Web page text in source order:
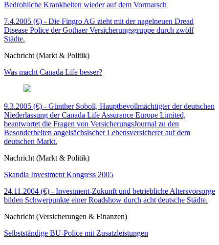
Bedrohliche Krankheiten wieder auf dem Vormarsch
7.4.2005 (€) - Die Fingro AG zieht mit der nagelneuen Dread
Disease Police der Gothaer Versicherungsgruppe durch zwölf
Städte.
Nachricht (Markt & Politik)
Was macht Canada Life besser?
9.3.2005 (€) - Günther Soboll, Hauptbevollmächtigter der deutschen
Niederlassung der Canada Life Assurance Europe Limited,
beantwortet die Fragen von VersicherungsJournal zu den
Besonderheiten angelsächsischer Lebensversicherer auf dem
deutschen Markt.
Nachricht (Markt & Politik)
Skandia Investment Kongress 2005
24.11.2004 (€) - Investment-Zukunft und betriebliche Altersvorsorge
bilden Schwerpunkte einer Roadshow durch acht deutsche Städte.
Nachricht (Versicherungen & Finanzen)
Selbstständige BU-Police mit Zusatzleistungen